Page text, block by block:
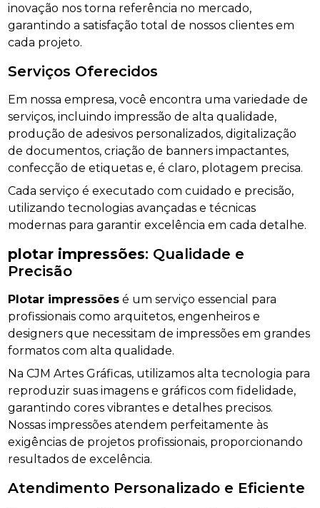
inovação nos torna referência no mercado,
garantindo a satisfação total de nossos clientes em
cada projeto.
Serviços Oferecidos
Em nossa empresa, você encontra uma variedade de
serviços, incluindo impressão de alta qualidade,
produção de adesivos personalizados, digitalização
de documentos, criação de banners impactantes,
confecção de etiquetas e, é claro, plotagem precisa.
Cada serviço é executado com cuidado e precisão,
utilizando tecnologias avançadas e técnicas
modernas para garantir excelência em cada detalhe.
plotar impressões: Qualidade e
Precisão
Plotar impressões é um serviço essencial para
profissionais como arquitetos, engenheiros e
designers que necessitam de impressões em grandes
formatos com alta qualidade.
Na CJM Artes Gráficas, utilizamos alta tecnologia para
reproduzir suas imagens e gráficos com fidelidade,
garantindo cores vibrantes e detalhes precisos.
Nossas impressões atendem perfeitamente às
exigências de projetos profissionais, proporcionando
resultados de excelência.
Atendimento Personalizado e Eficiente